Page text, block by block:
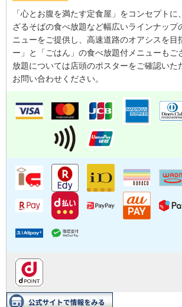
「心とお腹を満たす定食屋」をコンセプトに
ざるそばの食べ放題など幅広いラインナップ
ニューをご提供し、高速道路のオアシスを目
ー」と「ごはん」の食べ放題付メニューも
放題については店頭のポスターをご確認いた
お問い合わせください。